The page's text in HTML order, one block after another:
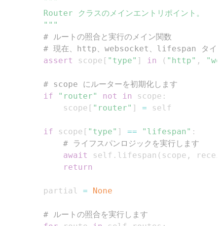
        """
# ルートの照合と実行のメイン関数
# 現在、http、websocket、lifespan タイプ
assert
scope [ "type" ] in ( "http" ,
# scope にルーターを初期化します
if
"router" not in scope :
            scope
[ "router" ] =
if scope [ "type" ] == "lifespan" :
# ライフスパンロジックを実行します
await
self . lifespan ( scope ,
return
        partial
= None
# ルートの照合を実行します